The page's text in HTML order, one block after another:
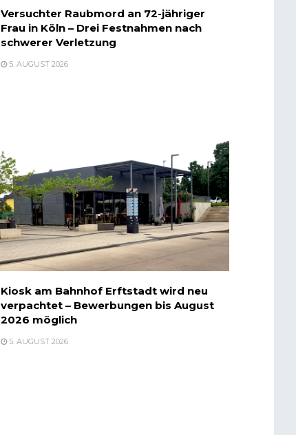
Versuchter Raubmord an 72-jähriger
Frau in Köln – Drei Festnahmen nach
schwerer Verletzung
5. AUGUST 2026
Kiosk am Bahnhof Erftstadt wird neu
verpachtet – Bewerbungen bis August
2026 möglich
5. AUGUST 2026